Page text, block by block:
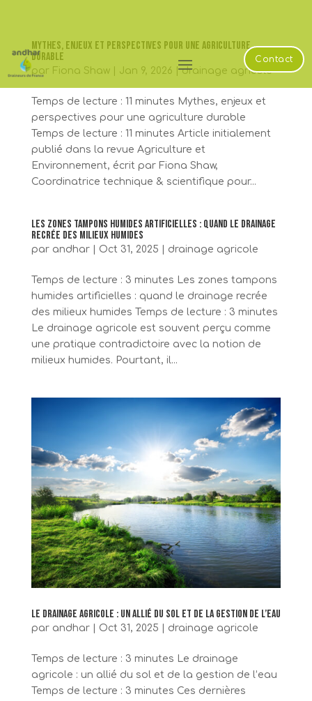
Contact
Mythes, enjeux et perspectives pour une agriculture
durable
par Fiona Shaw| Jan 9, 2026 |drainage agricole
Temps de lecture : 11 minutes Mythes, enjeux et
perspectives pour une agriculture durable
Temps de lecture : 11 minutes Article initialement
publié dans la revue Agriculture et
Environnement, écrit par Fiona Shaw,
Coordinatrice technique & scientifique pour...
Les zones tampons humides artificielles : quand le drainage
recrée des milieux humides
par andhar| Oct 31, 2025 drainage agricole
Temps de lecture : 3 minutes Les zones tampons
humides artificielles : quand le drainage recrée
des milieux humides Temps de lecture : 3 minutes
Le drainage agricole est souvent perçu comme
une pratique contradictoire avec la notion de
milieux humides. Pourtant, il...
Le drainage agricole : un allié du sol et de la gestion de l’eau
par andhar| Oct 31, 2025 drainage agricole
Temps de lecture : 3 minutes Le drainage
agricole : un allié du sol et de la gestion de l’eau
Temps de lecture : 3 minutes Ces dernières